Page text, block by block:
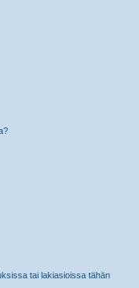
tai lakiasioissa tähän